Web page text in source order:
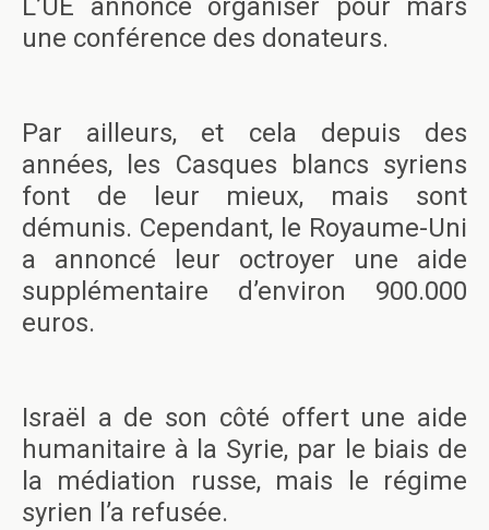
L’UE annonce organiser pour mars
une conférence des donateurs.
Par ailleurs, et cela depuis des
années, les Casques blancs syriens
font de leur mieux, mais sont
démunis. Cependant, le Royaume-Uni
a annoncé leur octroyer une aide
supplémentaire d’environ 900.000
euros.
Israël a de son côté offert une aide
humanitaire à la Syrie, par le biais de
la médiation russe, mais le régime
syrien l’a refusée.